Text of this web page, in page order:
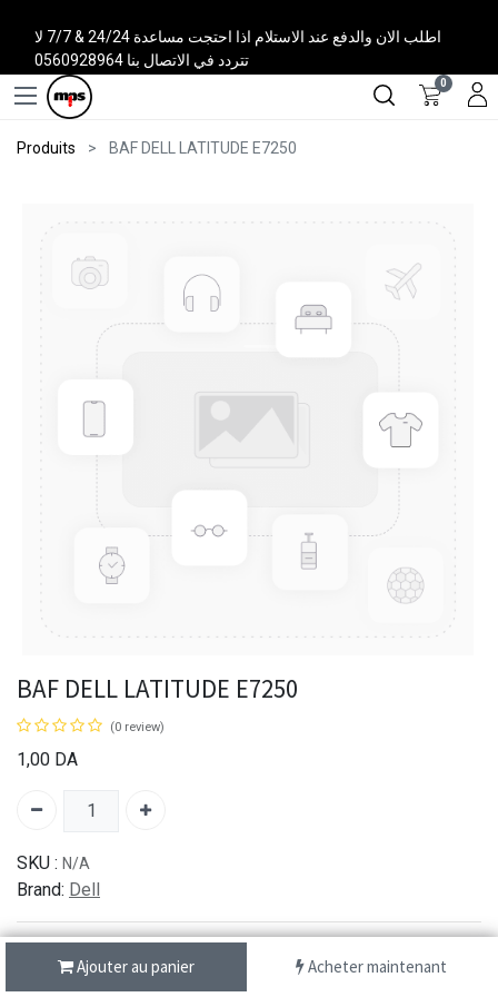
اطلب الان والدفع عند الاستلام اذا احتجت مساعدة 24/24 & 7/7 لا
تتردد في الاتصال بنا 0560928964
0
Produits BAF DELL LATITUDE E7250
Ajouter au panier Acheter maintenant
BAF DELL LATITUDE E7250
(0 review)
1,00 DA
SKU : N/A
Brand: Dell
شحن سريع من 1 الى 3 ايام